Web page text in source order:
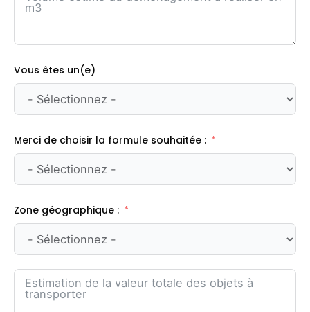
Vous êtes un(e)
Merci de choisir la formule souhaitée :
Zone géographique :